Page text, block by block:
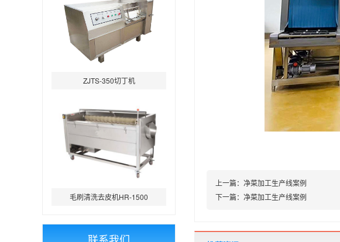
ZJTS-350切丁机
毛刷清洗去皮机HR-1500
上一篇： 净菜加工生产线案例
下一篇： 净菜加工生产线案例